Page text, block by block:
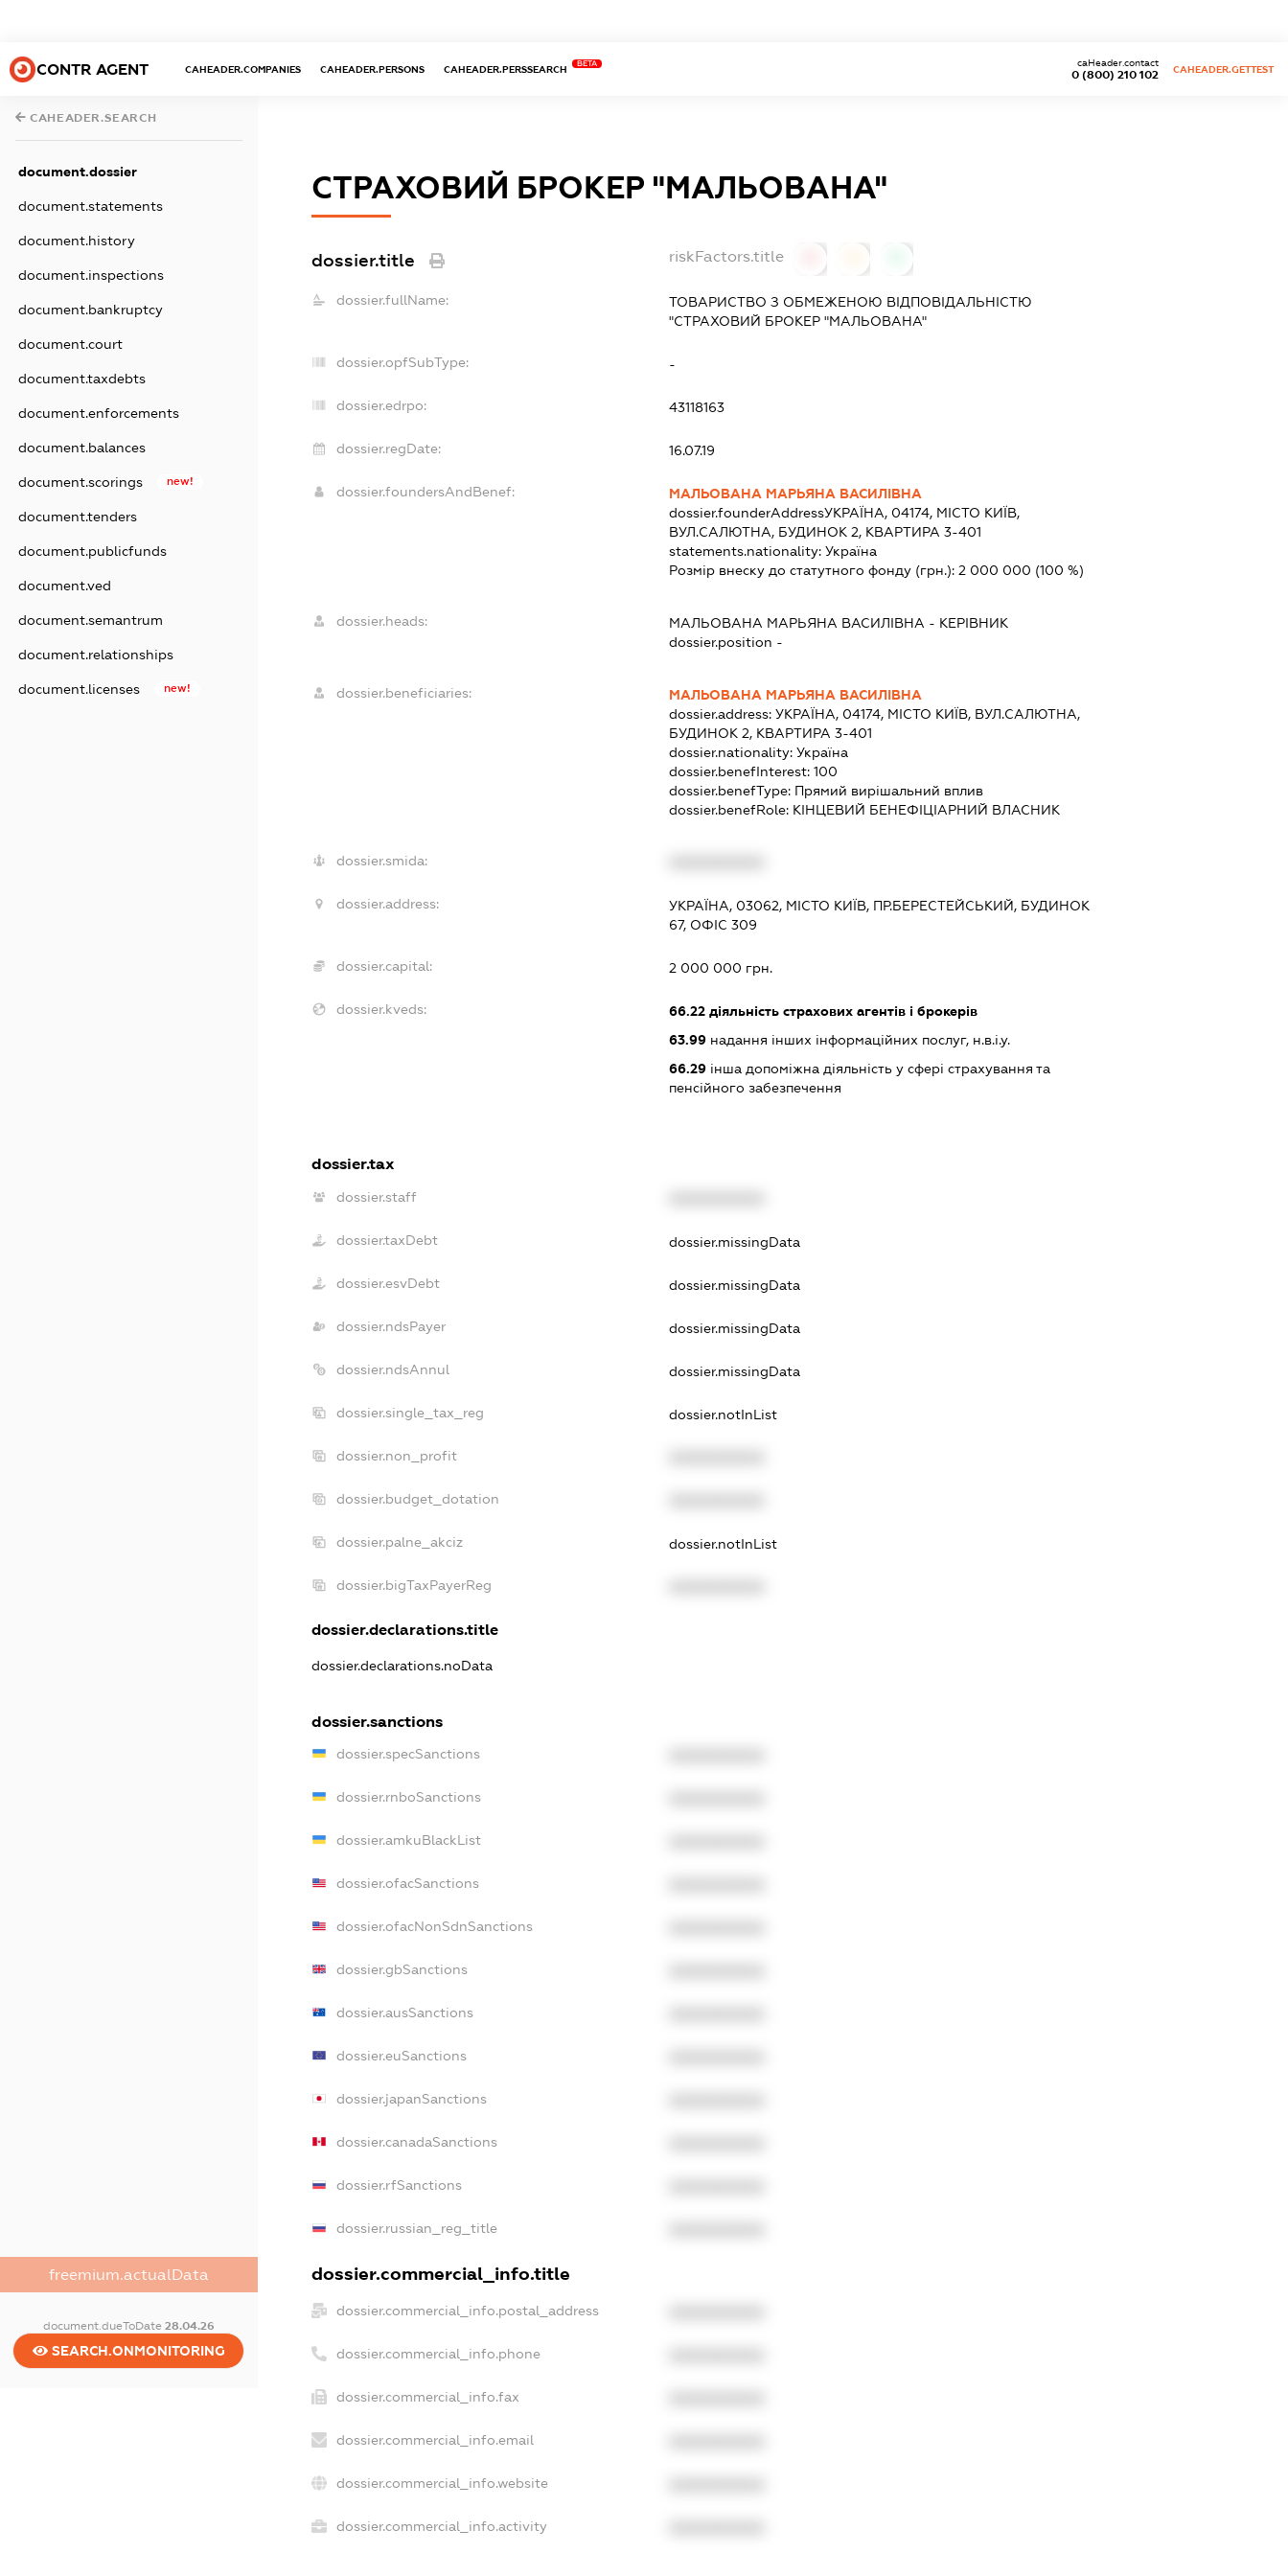
CONTR AGENT CAHEADER.COMPANIES CAHEADER.PERSONS CAHEADER.PERSSEARCH
BETA
0 (800) 210 102
caHeader.contact
CAHEADER.GETTEST
CAHEADER.SEARCH
document.dossier
document.statements
document.history
document.inspections
document.bankruptcy
document.court
document.taxdebts
document.enforcements
document.balances
document.scorings new!
document.tenders
document.publicfunds
document.ved
document.semantrum
document.relationships
document.licenses new!
freemium.actualData
document.dueToDate 28.04.26
SEARCH.ONMONITORING
СТРАХОВИЙ БРОКЕР "МАЛЬОВАНА"
dossier.title riskFactors.title
dossier.fullName:
ТОВАРИСТВО З ОБМЕЖЕНОЮ ВІДПОВІДАЛЬНІСТЮ
"СТРАХОВИЙ БРОКЕР "МАЛЬОВАНА"
dossier.opfSubType: -
dossier.edrpo: 43118163
dossier.regDate: 16.07.19
dossier.foundersAndBenef:
МАЛЬОВАНА МАРЬЯНА ВАСИЛІВНА
dossier.founderAddressУКРАЇНА, 04174, МІСТО КИЇВ,
ВУЛ.САЛЮТНА, БУДИНОК 2, КВАРТИРА 3-401
statements.nationality: Україна
Розмір внеску до статутного фонду (грн.): 2 000 000 (100 %)
dossier.heads: МАЛЬОВАНА МАРЬЯНА ВАСИЛІВНА - КЕРІВНИК
dossier.position -
dossier.beneficiaries:
МАЛЬОВАНА МАРЬЯНА ВАСИЛІВНА
dossier.address: УКРАЇНА, 04174, МІСТО КИЇВ, ВУЛ.САЛЮТНА,
БУДИНОК 2, КВАРТИРА 3-401
dossier.nationality: Україна
dossier.benefInterest: 100
dossier.benefType: Прямий вирішальний вплив
dossier.benefRole: КІНЦЕВИЙ БЕНЕФІЦІАРНИЙ ВЛАСНИК
dossier.smida:
dossier.address:
УКРАЇНА, 03062, МІСТО КИЇВ, ПР.БЕРЕСТЕЙСЬКИЙ, БУДИНОК
67, ОФІС 309
dossier.capital: 2 000 000 грн.
dossier.kveds: 66.22діяльність страхових агентів і брокерів
63.99надання інших інформаційних послуг, н.в.і.у.
66.29інша допоміжна діяльність у сфері страхування та
пенсійного забезпечення
dossier.tax
dossier.staff
dossier.taxDebt dossier.missingData
dossier.esvDebt dossier.missingData
dossier.ndsPayer dossier.missingData
dossier.ndsAnnul dossier.missingData
dossier.single_tax_reg dossier.notInList
dossier.non_profit
dossier.budget_dotation
dossier.palne_akciz dossier.notInList
dossier.bigTaxPayerReg
dossier.declarations.title
dossier.declarations.noData
dossier.sanctions
dossier.specSanctions
dossier.rnboSanctions
dossier.amkuBlackList
dossier.ofacSanctions
dossier.ofacNonSdnSanctions
dossier.gbSanctions
dossier.ausSanctions
dossier.euSanctions
dossier.japanSanctions
dossier.canadaSanctions
dossier.rfSanctions
dossier.russian_reg_title
dossier.commercial_info.title
dossier.commercial_info.postal_address
dossier.commercial_info.phone
dossier.commercial_info.fax
dossier.commercial_info.email
dossier.commercial_info.website
dossier.commercial_info.activity